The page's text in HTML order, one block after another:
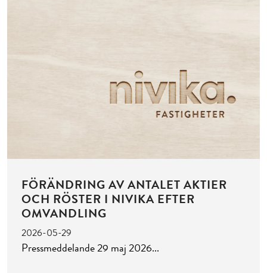
FÖRÄNDRING AV ANTALET AKTIER
OCH RÖSTER I NIVIKA EFTER
OMVANDLING
2026-05-29
Pressmeddelande 29 maj 2026